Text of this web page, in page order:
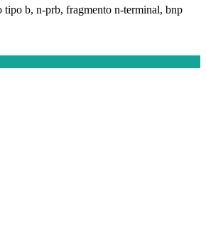
tipo b, n-prb, fragmento n-terminal, bnp